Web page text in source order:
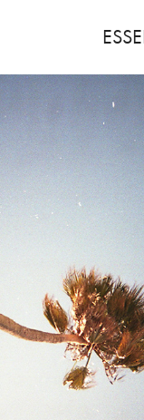
DIARIO